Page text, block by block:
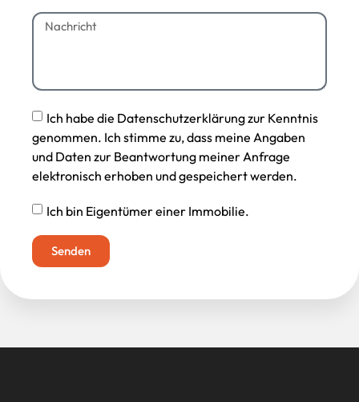
Ich habe die Datenschutzerklärung zur Kenntnis
genommen. Ich stimme zu, dass meine Angaben
und Daten zur Beantwortung meiner Anfrage
elektronisch erhoben und gespeichert werden.
Ich bin Eigentümer einer Immobilie.
Senden